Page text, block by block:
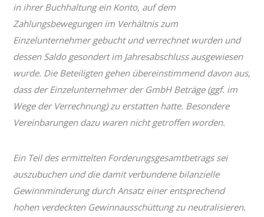
in ihrer Buchhaltung ein Konto, auf dem
Zahlungsbewegungen im Verhältnis zum
Einzelunternehmer gebucht und verrechnet wurden und
dessen Saldo gesondert im Jahresabschluss ausgewiesen
wurde. Die Beteiligten gehen übereinstimmend davon aus,
dass der Einzelunternehmer der GmbH Beträge (ggf. im
Wege der Verrechnung) zu erstatten hatte. Besondere
Vereinbarungen dazu waren nicht getroffen worden.
Ein Teil des ermittelten Forderungsgesamtbetrags sei
auszubuchen und die damit verbundene bilanzielle
Gewinnminderung durch Ansatz einer entsprechend
hohen verdeckten Gewinnausschüttung zu neutralisieren.